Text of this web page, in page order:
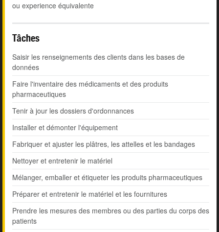
ou experience équivalente
Tâches
Saisir les renseignements des clients dans les bases de
données
Faire l'inventaire des médicaments et des produits
pharmaceutiques
Tenir à jour les dossiers d'ordonnances
Installer et démonter l'équipement
Fabriquer et ajuster les plâtres, les attelles et les bandages
Nettoyer et entretenir le matériel
Mélanger, emballer et étiqueter les produits pharmaceutiques
Préparer et entretenir le matériel et les fournitures
Prendre les mesures des membres ou des parties du corps des
patients